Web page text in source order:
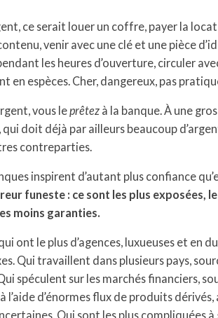
ce serait louer un coffre, payer la
venir avec une clé et une pièce
les heures d’ouverture, circuler
en espèces. Cher, dangereux, pas
vous leprêtez à la banque. À une
qui doit déjà par ailleurs beaucoup
contreparties.
inspirent d’autant plus confiance
funeste : ce sont les plus exposées,
moins garanties.
ont le plus d’agences, luxueuses et en
Qui travaillent dans plusieurs pays,
spéculent sur les marchés financiers,
l’aide d’énormes flux de produits dérivés,
Qui sont les plus compliquées à